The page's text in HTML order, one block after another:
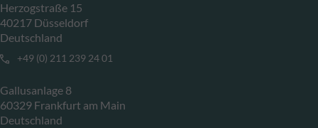
Herzogstraße 15
40217 Düsseldorf
Deutschland
+49 (0) 211 239 24 01
Gallusanlage 8
60329 Frankfurt am Main
Deutschland